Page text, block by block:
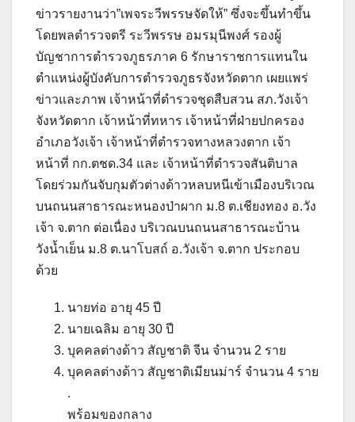
ข่าวรายงานว่า”เพจระวีพรรษจัดให้” ซึ่งจะขึ้นทำขึ้น
โดยพลตำรวจตรี ระวีพรรษ อมรมุนีพงศ์ รองผู้
บัญชาการตำรวจภูธรภาค 6 รักษาราชการแทนใน
ตำแหน่งผู้บังคับการตำรวจภูธรจังหวัดตาก เผยแพร่
ข่าวและภาพ เจ้าหน้าที่ตำรวจชุดสืบสวน สภ.วังเจ้า
จังหวัดตาก เจ้าหน้าที่ทหาร เจ้าหน้าที่ฝ่ายปกครอง
อำเภอวังเจ้า เจ้าหน้าที่ตำรวจทางหลวงตาก เจ้า
หน้าที่ กก.ตชด.34 และ เจ้าหน้าที่ตำรวจสันติบาล
โดยร่วมกันจับกุมตัวต่างด้าวหลบหนีเข้าเมืองบริเวณ
บนถนนสาธารณะหนองป่าผาก ม.8 ต.เชียงทอง อ.วัง
เจ้า จ.ตาก ต่อเนื่อง บริเวณบนถนนสาธารณะบ้าน
วังน้ำเย็น ม.8 ต.นาโบสถ์ อ.วังเจ้า จ.ตาก ประกอบ
ด้วย
นายท่อ อายุ 45 ปี
นายเฉลิม อายุ 30 ปี
บุคคลต่างด้าว สัญชาติ จีน จำนวน 2 ราย
บุคคลต่างด้าว สัญชาติเมียนม่าร์ จำนวน 4 ราย
.
พร้อมของกลาง